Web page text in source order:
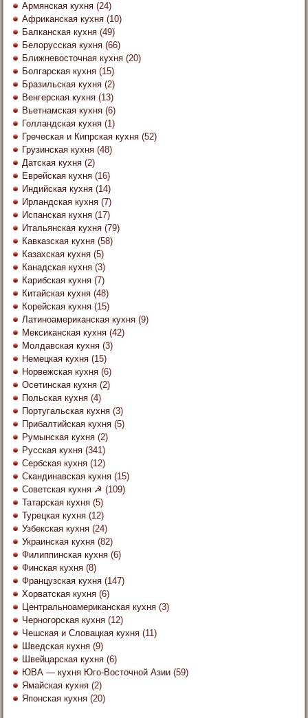
Армянская кухня (24)
Африканская кухня (10)
Балканская кухня (49)
Белорусская кухня (66)
Ближневосточная кухня (20)
Болгарская кухня (15)
Бразильская кухня (2)
Венгерская кухня (13)
Вьетнамская кухня (6)
Голландская кухня (1)
Греческая и Кипрская кухня (52)
Грузинская кухня (48)
Датская кухня (2)
Еврейская кухня (16)
Индийская кухня (14)
Ирландская кухня (7)
Испанская кухня (17)
Итальянская кухня (79)
Кавказская кухня (58)
Казахская кухня (5)
Канадская кухня (3)
Карибская кухня (7)
Китайская кухня (48)
Корейская кухня (15)
Латиноамериканская кухня (9)
Мексиканская кухня (42)
Молдавская кухня (3)
Немецкая кухня (15)
Норвежская кухня (6)
Осетинская кухня (2)
Польская кухня (4)
Португальская кухня (3)
Прибалтийская кухня (5)
Румынская кухня (2)
Русская кухня (341)
Сербская кухня (12)
Скандинавская кухня (15)
Советская кухня ☭ (109)
Татарская кухня (5)
Турецкая кухня (12)
Узбекская кухня (24)
Украинская кухня (82)
Филиппинская кухня (6)
Финская кухня (8)
Французская кухня (147)
Хорватская кухня (6)
Центральноамериканская кухня (3)
Черногорская кухня (12)
Чешская и Словацкая кухня (11)
Шведская кухня (9)
Швейцарская кухня (6)
ЮВА — кухня Юго-Восточной Азии (59)
Ямайская кухня (2)
Японская кухня (20)